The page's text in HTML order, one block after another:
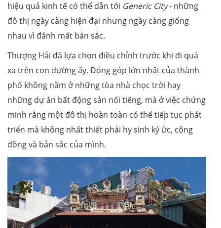
hiệu quả kinh tế có thể dẫn tới Generic City- những
đô thị ngày càng hiện đại nhưng ngày càng giống
nhau vì đánh mất bản sắc.
Thượng Hải đã lựa chọn điều chỉnh trước khi đi quá
xa trên con đường ấy. Đóng góp lớn nhất của thành
phố không nằm ở những tòa nhà chọc trời hay
những dự án bất động sản nổi tiếng, mà ở việc chứng
minh rằng một đô thị hoàn toàn có thể tiếp tục phát
triển mà không nhất thiết phải hy sinh ký ức, cộng
đồng và bản sắc của mình.